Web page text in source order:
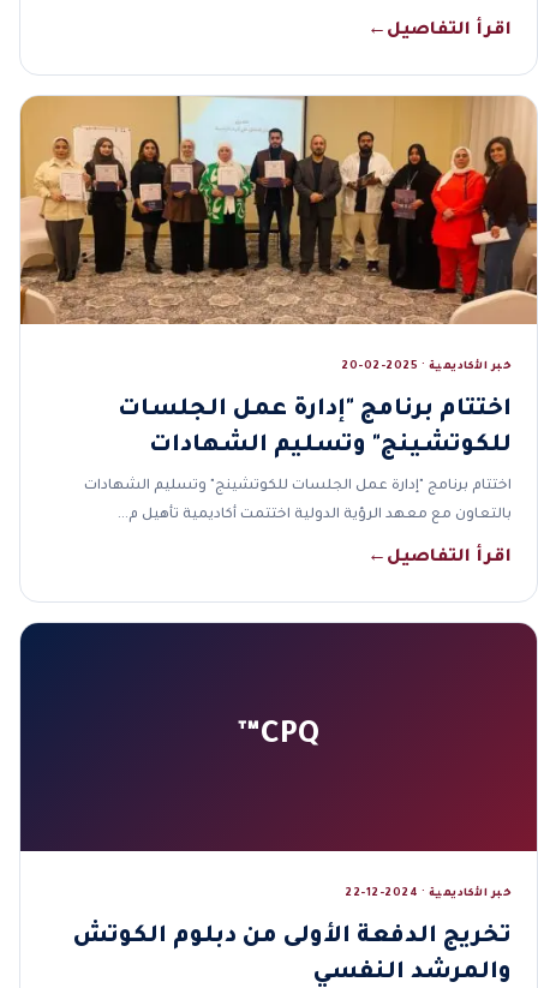
اقرأ التفاصيل ←
خبر الأكاديمية · 2025-02-20
اختتام برنامج "إدارة عمل الجلسات
للكوتشينج" وتسليم الشهادات
اختتام برنامج "إدارة عمل الجلسات للكوتشينج" وتسليم الشهادات
بالتعاون مع معهد الرؤية الدولية اختتمت أكاديمية تأهيل م…
اقرأ التفاصيل ←
CPQ™
خبر الأكاديمية · 2024-12-22
تخريج الدفعة الأولى من دبلوم الكوتش
والمرشد النفسي